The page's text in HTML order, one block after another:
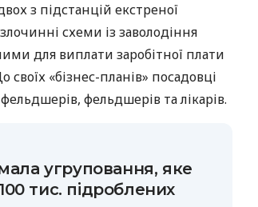
з підстанцій екстреної
схеми із заволодіння
для виплати заробітної плати
«бізнес-планів» посадовці
фельдшерів та лікарів.
угруповання, яке
тис. підроблених